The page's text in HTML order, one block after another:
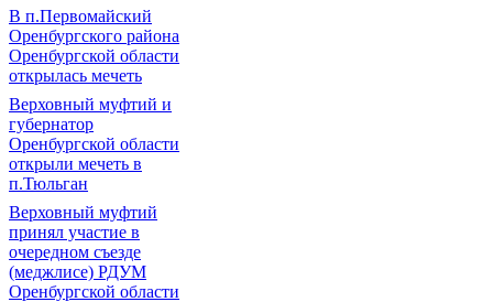
В п.Первомайский
Оренбургского района
Оренбургской области
открылась мечеть
Верховный муфтий и
губернатор
Оренбургской области
открыли мечеть в
п.Тюльган
Верховный муфтий
принял участие в
очередном съезде
(меджлисе) РДУМ
Оренбургской области